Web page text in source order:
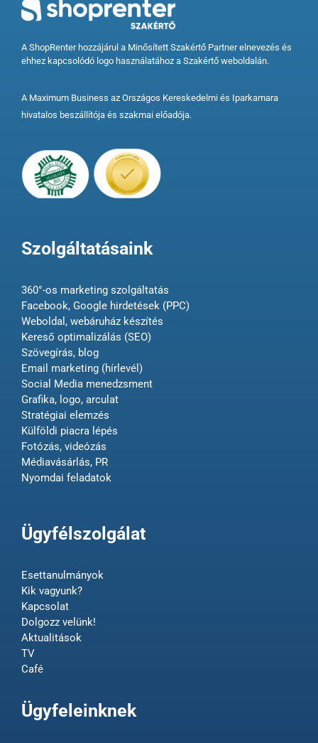
A ShopRenter hozzájárul a Minősített Szakértő Partner elnevezés és
ehhez kapcsolódó logo használatához a Szakértő weboldalán.
A Maximum Business az Országos Kereskedelmi és Iparkamara
hivatalos beszállítója és szakmai előadója.
Szolgáltatásaink
360°-os marketing szolgáltatás
Facebook, Google hirdetések (PPC)
Weboldal, webáruház készítés
Kereső optimalizálás (SEO)
Szövegírás, blog
Email marketing (hírlevél)
Social Media menedzsment
Grafika, logo, arculat
Stratégiai elemzés
Külföldi piacra lépés
Fotózás, videózás
Médiavásárlás, PR
Nyomdai feladatok
Ügyfélszolgálat
Esettanulmányok
Kik vagyunk?
Kapcsolat
Dolgozz velünk!
Aktualitások
TV
Café
Ügyfeleinknek